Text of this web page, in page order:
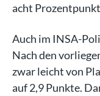
acht
Auch im INSA-
Nach den
zwar leicht von
auf 2,9 Punkte.